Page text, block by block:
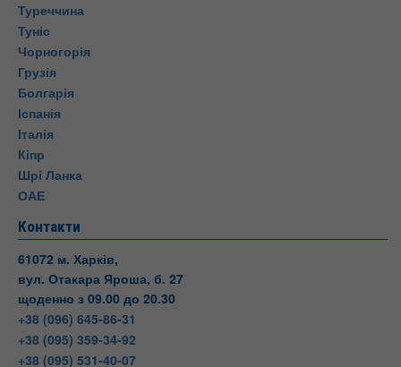
Туреччина
Туніс
Чорногорія
Грузія
Болгарія
Іспанія
Італія
Кіпр
Шрі Ланка
ОАЕ
Контакти
61072 м. Харків,
вул. Отакара Яроша, б. 27
щоденно з 09.00 до 20.30
+38 (096) 645-86-31
+38 (095) 359-34-92
+38 (095) 531-40-07